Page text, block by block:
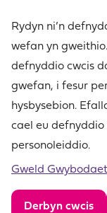
content
Rydyn ni’n
wefan yn
defnyddio cwcis
gwefan, i fesur
hysbysebion.
cael eu defnyddio
personoleiddio.
Gweld
Derbyn cwcis